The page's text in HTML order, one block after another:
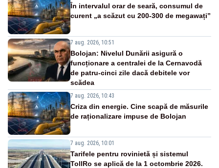
În intervalul orar de seară, consumul de
curent „a scăzut cu 200-300 de megawați”
7 aug. 2026, 10:51
Bolojan: Nivelul Dunării asigură o
funcționare a centralei de la Cernavodă
de patru-cinci zile dacă debitele vor
scădea
7 aug. 2026, 10:43
Criza din energie. Cine scapă de măsurile
de raționalizare impuse de Bolojan
7 aug. 2026, 10:01
Tarifele pentru rovinietă și sistemul
TollRo se aplică de la 1 octombrie 2026.